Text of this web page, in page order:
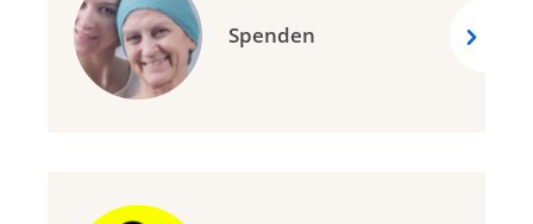
Spenden